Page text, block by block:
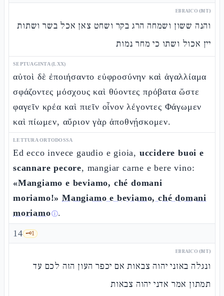
EBRAICO (MT)
והנה ששון ושמחה הרג בקר ושחט צאן אכל בשר ושתות
יין אכול ושתו כי מחר נמות
SEPTUAGINTA (LXX)
αὐτοὶ δὲ ἐποιήσαντο εὐφροσύνην καὶ ἀγαλλίαμα
σφάζοντες μόσχους καὶ θύοντες πρόβατα ὥστε
φαγεῖν κρέα καὶ πιεῖν οἶνον λέγοντες Φάγωμεν
καὶ πίωμεν, αὔριον γὰρ ἀποθνῄσκομεν.
LETTURA ORTODOSSA
Ed ecco invece gaudio e gioia, uccidere buoi e
scannare pecore, mangiar carne e bere vino:
«Mangiamo e beviamo, ché domani
moriamo!» Mangiamo e beviamo, ché domani
moriamoⓘ.
14 🗝️1
EBRAICO (MT)
ונגלה באזני יהוה צבאות אם יכפר העון הזה לכם עד
תמתון אמר אדני יהוה צבאות